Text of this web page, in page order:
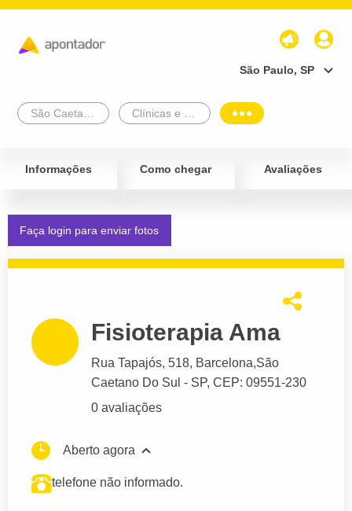
São Paulo, SP
Informações Como chegar Avaliações
Faça login para enviar fotos
Fisioterapia Ama
Rua Tapajós, 518, Barcelona,São
Caetano Do Sul - SP, CEP: 09551-230
0 avaliações
Aberto agora
telefone não informado.